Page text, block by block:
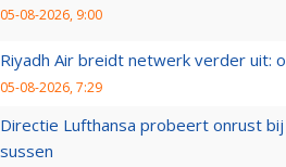
05-08-2026, 9:00
Riyadh Air breidt netwerk verder uit:
05-08-2026, 7:29
Directie Lufthansa probeert onrust
sussen